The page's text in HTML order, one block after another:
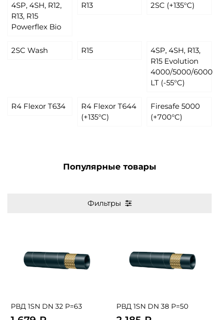
4SP, 4SH, R12,
R13, R15
Powerflex Bio
R13 2SC (+135°C)
2SC Wash R15
4SP, 4SH, R13,
R15 Evolution
4000/5000/6000
LT (-55°C)
R4 Flexor T634
R4 Flexor T644
(+135°C)
Firesafe 5000
(+700°C)
Фильтры
РВД 1SN DN 32 P=63 РВД 1SN DN 38 P=50
Популярные товары